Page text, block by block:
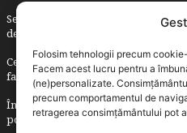
Folosim tehnologii precum
Facem acest lucru pentru a
(ne)personalizate.
precum comportamentul de
retragerea consimțământului pot
Semne care pot indica necesitatea
de ortopedie pediatrică
Cele mai bune cartiere din Craiova
familii
Îngrijirea pielii începe cu alegerea
potrivite